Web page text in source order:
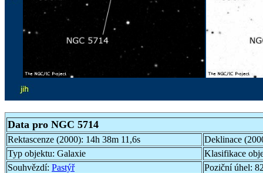
Data pro NGC 5714
Rektascenze (2000): 14h 38m 11,6s
Deklinace
Typ objektu: Galaxie
Klasifikace
Souhvězdí: Pastýř Poziční úhel: